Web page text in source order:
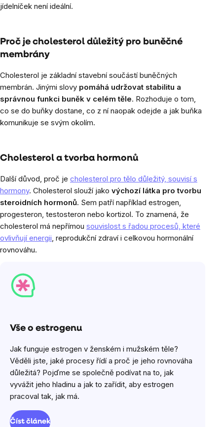
jídelníček není ideální.
Proč je cholesterol důležitý pro buněčné
membrány
Cholesterol je základní stavební součástí buněčných
membrán. Jinými slovy pomáhá udržovat stabilitu a
správnou funkci buněk v celém těle. Rozhoduje o tom,
co se do buňky dostane, co z ní naopak odejde a jak buňka
komunikuje se svým okolím.
Cholesterol a tvorba hormonů
Další důvod, proč je cholesterol pro tělo důležitý, souvisí s
hormony. Cholesterol slouží jako výchozí látka pro tvorbu
steroidních hormonů. Sem patří například estrogen,
progesteron, testosteron nebo kortizol. To znamená, že
cholesterol má nepřímou souvislost s řadou procesů, které
ovlivňují energii, reprodukční zdraví i celkovou hormonální
rovnováhu.
Vše o estrogenu
Jak funguje estrogen v ženském i mužském těle?
Věděli jste, jaké procesy řídí a proč je jeho rovnováha
důležitá? Pojďme se společně podívat na to, jak
vyvážit jeho hladinu a jak to zařídit, aby estrogen
pracoval tak, jak má.
Číst článek